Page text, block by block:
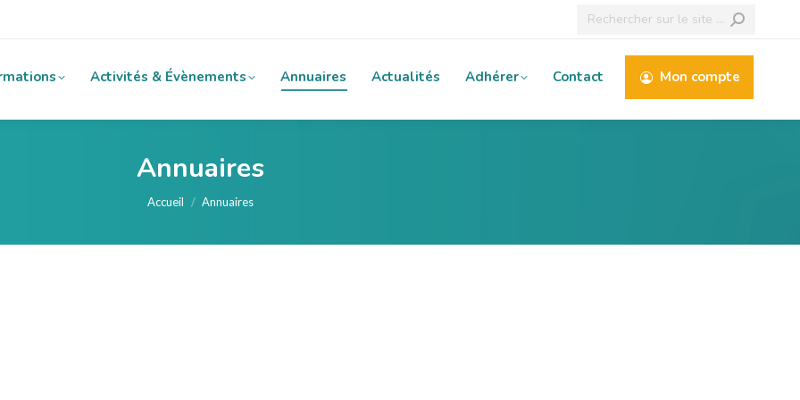
Recherche
Activités & Évènements Annuaires Actualités Adhérer Contact Mon compte
Annuaires
Vous êtes ici :
Accueil Annuaires